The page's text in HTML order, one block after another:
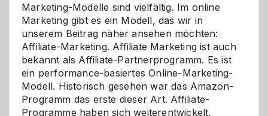
Marketing-Modelle sind vielfältig. Im online
Marketing gibt es ein Modell, das wir in
unserem Beitrag näher ansehen möchten:
Affiliate-Marketing. Affiliate Marketing ist auch
bekannt als Affiliate-Partnerprogramm. Es ist
ein performance-basiertes Online-Marketing-
Modell. Historisch gesehen war das Amazon-
Programm das erste dieser Art. Affiliate-
Programme haben sich weiterentwickelt.